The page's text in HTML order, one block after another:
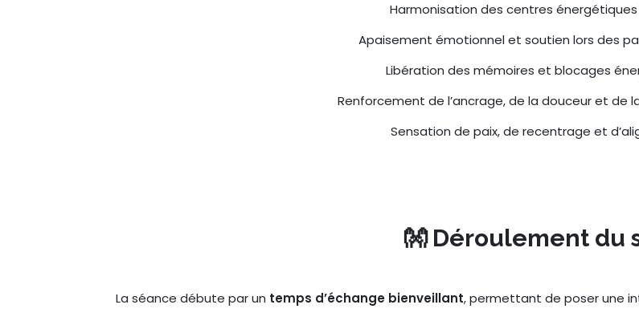
Harmonisation des centres
Apaisement émotionnel et soutien lors des
Libération des mémoires et blocages
Renforcement de l’ancrage, de la douceur et de
Sensation de paix, de recentrage et
👐 Déroulement du
La séance débute par un temps d’échange bienveillant, permettant de poser une